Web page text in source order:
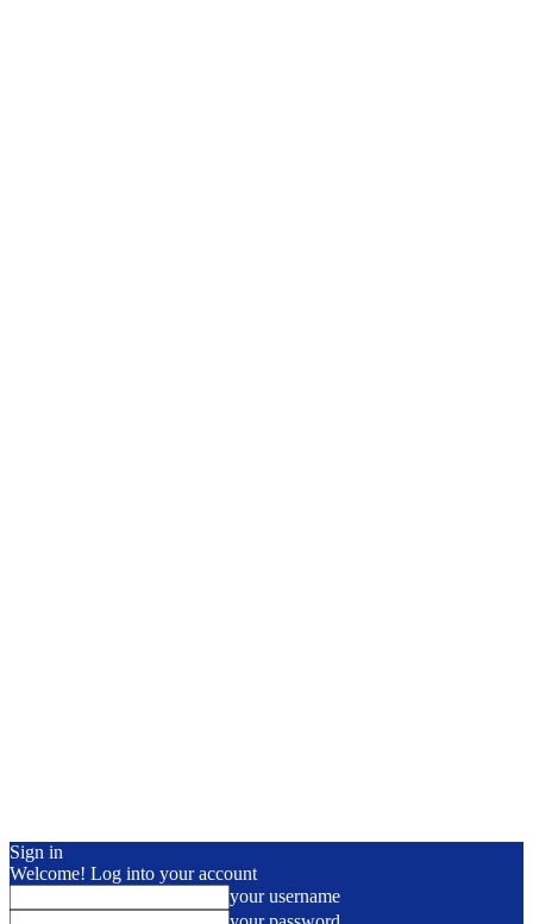
Sign in
Welcome! Log into your account
your username